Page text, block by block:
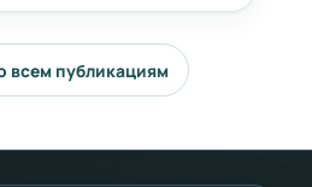
всем публикациям